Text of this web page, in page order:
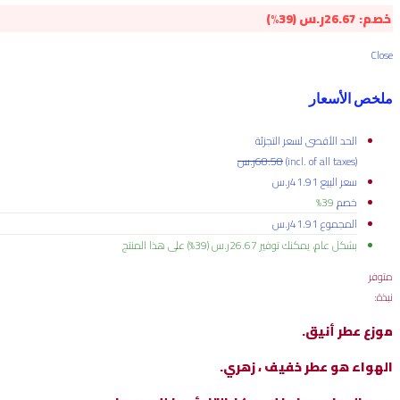
خصم:26.67ر.س(39%)
Close
ملخص الأسعار
الحد الأقصى لسعر التجزئة
(incl. of all taxes)
68.58ر.س
سعر البيع 41.91ر.س
خصم39%
المجموع 41.91ر.س
بشكل عام، يمكنك توفير26.67ر.س(39%)
على هذا المنتج
متوفر
نبذة:
موزع عطر أنيق.
الهواء هو عطر خفيف ، زهري.